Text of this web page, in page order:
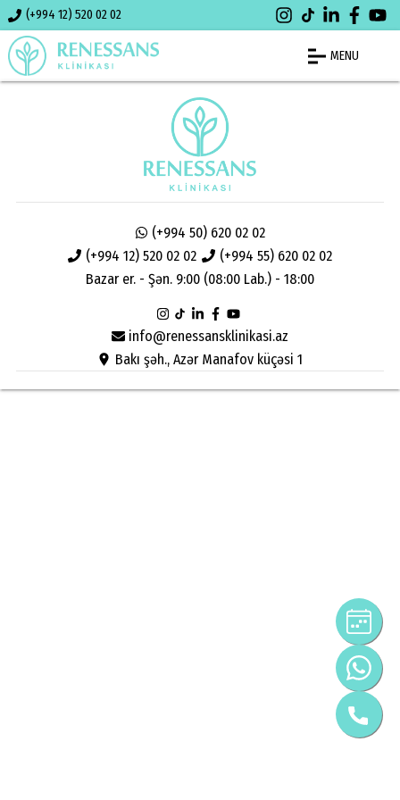
(+994 12) 520 02 02
MENU
info@renessansklinikasi.az
Bakı şəh., Azər Manafov küçəsi 1
(+994 12) 520 02 02 (+994 55) 620 02 02
(+994 50) 620 02 02
Bazar er. - Şən. 9:00 (08:00 Lab.) - 18:00